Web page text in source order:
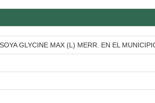
GLYCINE MAX (L) MERR. EN EL